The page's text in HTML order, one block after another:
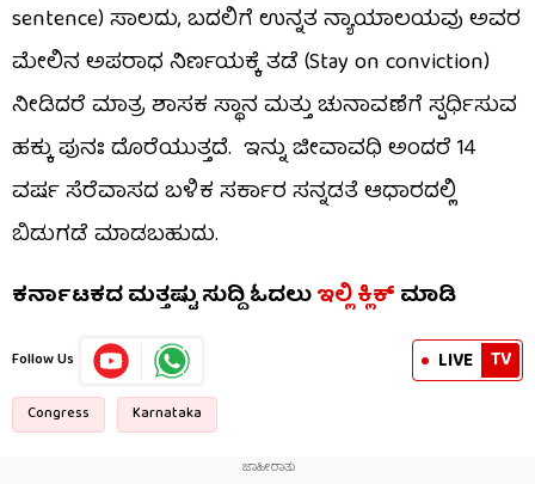
sentence) ಸಾಲದು, ಬದಲಿಗೆ ಉನ್ನತ ನ್ಯಾಯಾಲಯವು ಅವರ
ಮೇಲಿನ ಅಪರಾಧ ನಿರ್ಣಯಕ್ಕೆ ತಡೆ (Stay on conviction)
ನೀಡಿದರೆ ಮಾತ್ರ ಶಾಸಕ ಸ್ಥಾನ ಮತ್ತು ಚುನಾವಣೆಗೆ ಸ್ಪರ್ಧಿಸುವ
ಹಕ್ಕು ಪುನಃ ದೊರೆಯುತ್ತದೆ. ಇನ್ನು ಜೀವಾವಧಿ ಅಂದರೆ 14
ವರ್ಷ ಸೆರೆವಾಸದ ಬಳಿಕ ಸರ್ಕಾರ ಸನ್ನಡತೆ ಆಧಾರದಲ್ಲಿ
ಬಿಡುಗಡೆ ಮಾಡಬಹುದು.
ಕರ್ನಾಟಕದ ಮತ್ತಷ್ಟು ಸುದ್ದಿ ಓದಲುಇಲ್ಲಿ ಕ್ಲಿಕ್ಮಾಡಿ
Follow Us LIVE TV
Congress Karnataka